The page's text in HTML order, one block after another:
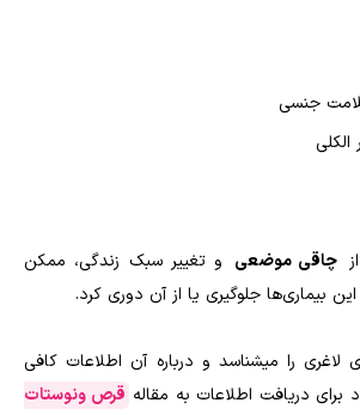
جنسی
چاقی موضعی و تغییر سبک زندگی، ممکن
بیماری‌ها جلوگیری یا از آن دوری کرد.
لاغری را میشناسد و درباره آن اطلاعات کافی
برای دریافت اطلاعات به مقاله قرص ونوستات